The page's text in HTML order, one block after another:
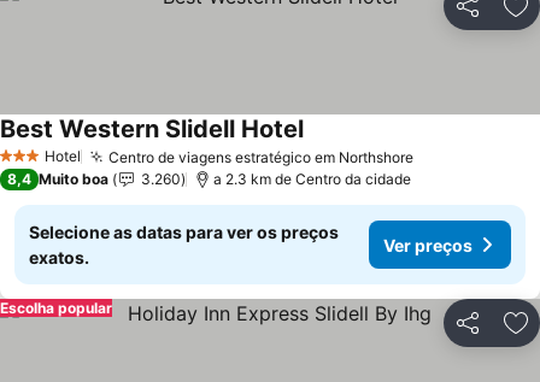
Partilhar
3 EstrelasHotel Centro de viagens estratégico em NorthshoreVer preços
Best Western Slidell HotelVer preços
8,4 Muito boa 3.260 a 2.3 km de Centro da cidade
Selecione as datas para ver os preços
exatos.
Ver preços
Partilhar
Escolha popular